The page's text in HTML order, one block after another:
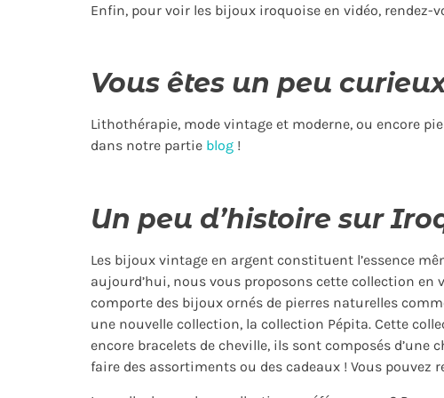
Enfin, pour voir les bijoux iroquoise en vidéo, rendez-
Vous êtes un peu
Lithothérapie, mode vintage et moderne, ou encore
dans notre partie blog !
Un peu d’histoire sur
Les bijoux vintage en argent constituent l’essence
aujourd’hui, nous vous proposons cette collection en
comporte des bijoux ornés de pierres naturelles
une nouvelle collection, la collection Pépita. Cette
encore bracelets de cheville, ils sont composés
faire des assortiments ou des cadeaux ! Vous pouvez